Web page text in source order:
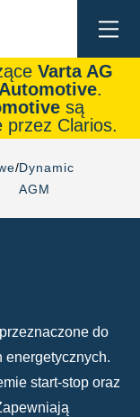
Varta AG
.
są
przez Clarios.
Dynamic
AGM
do
energetycznych.
start-stop oraz